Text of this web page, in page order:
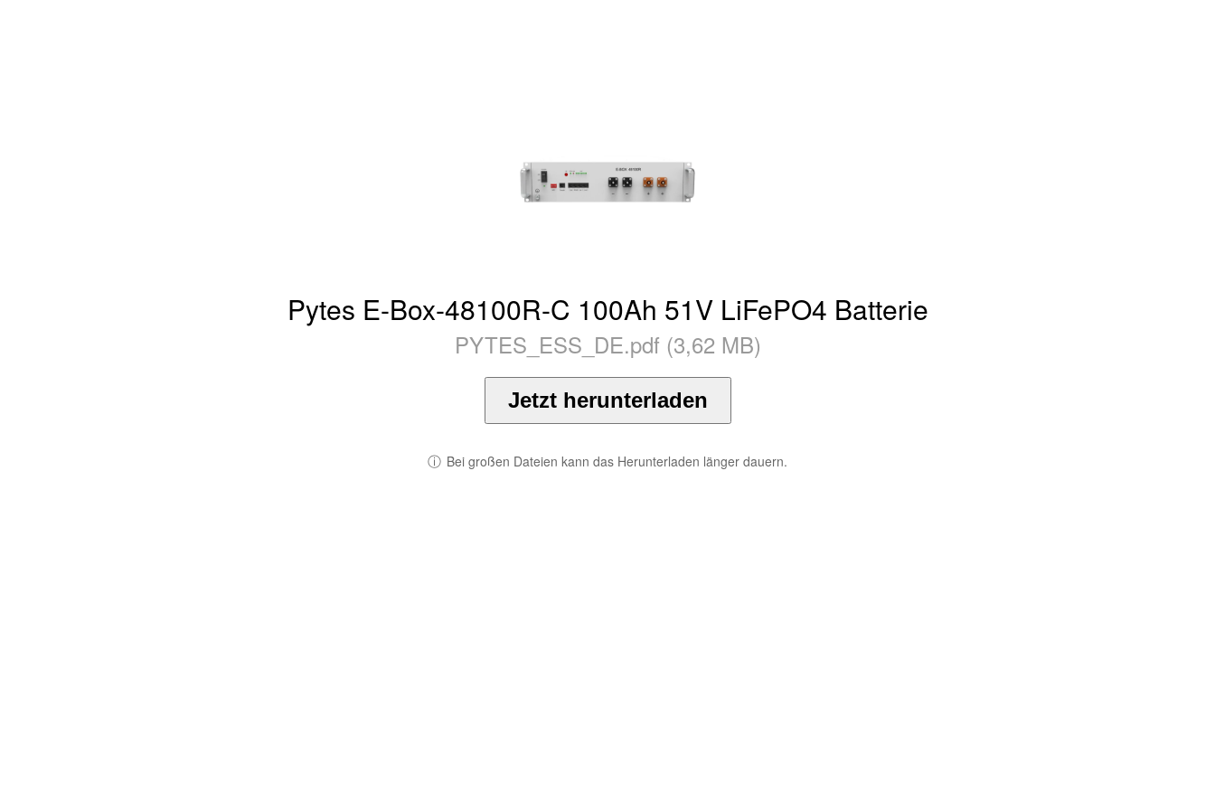
Pytes E-Box-48100R-C 100Ah 51V LiFePO4 Batterie
PYTES_ESS_DE.pdf (3,62 MB)
Jetzt herunterladen
ⓘ Bei großen Dateien kann das Herunterladen länger dauern.